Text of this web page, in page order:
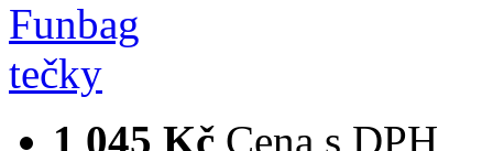
1 045 Kč Cena s DPH